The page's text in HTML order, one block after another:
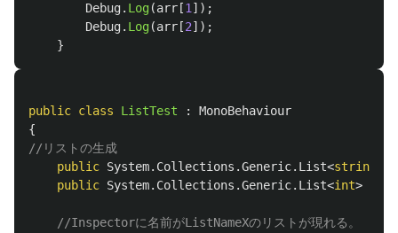
Debug. Log(arr [1 ]);
Debug. Log(arr [2]);
}
public class ListTest :
MonoBehaviour
{
//リストの生成
public System. Collections .Generic. List<string
public System. Collections .Generic. List<int>
//Inspectorに名前がListNameXのリストが現れる。